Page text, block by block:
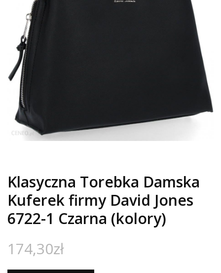
Klasyczna Torebka Damska
Kuferek firmy David Jones
6722-1 Czarna (kolory)
174,30zł